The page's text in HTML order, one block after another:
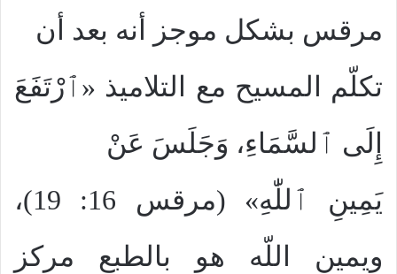
مرقس بشكل موجز أنه بعد أن
تكلّم المسيح مع التلاميذ «ٱرْتَفَعَ
إِلَى ٱلسَّمَاءِ، وَجَلَسَ عَنْ
يَمِينِ ٱللّٰهِ» (مرقس 16: 19)،
ويمين اللّه هو بالطبع مركز